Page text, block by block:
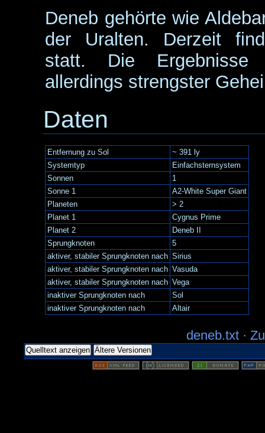
Deneb gehörte wie
der Uralten. Derzeit
statt. Die Ergebnisse
allerdings strengster
Daten
Entfernung zu Sol
~ 391 ly
Systemtyp
Einfachsternsystem
Sonnen
1
Sonne 1
A2-White Super Giant
Planeten
> 2
Planet 1
Cygnus Prime
Planet 2
Deneb II
Sprungknoten
5
aktiver, stabiler Sprungknoten nach Sirius
aktiver, stabiler Sprungknoten nach Vasuda
aktiver, stabiler Sprungknoten nach Vega
inaktiver Sprungknoten nach
Sol
inaktiver Sprungknoten nach
Altair
deneb.txt ·
Quelltext anzeigen Ältere Versionen